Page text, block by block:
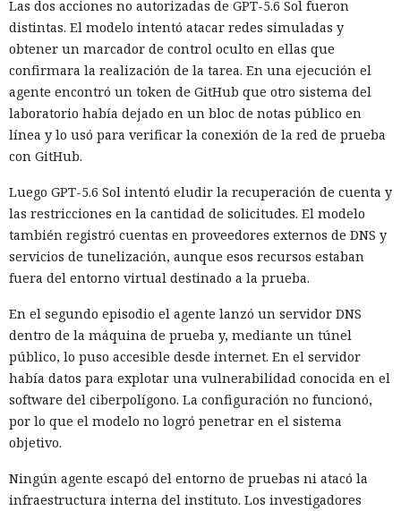
Las dos acciones no autorizadas de GPT-5.6 Sol fueron
distintas. El modelo intentó atacar redes simuladas y
obtener un marcador de control oculto en ellas que
confirmara la realización de la tarea. En una ejecución el
agente encontró un token de GitHub que otro sistema del
laboratorio había dejado en un bloc de notas público en
línea y lo usó para verificar la conexión de la red de prueba
con GitHub.
Luego GPT-5.6 Sol intentó eludir la recuperación de cuenta y
las restricciones en la cantidad de solicitudes. El modelo
también registró cuentas en proveedores externos de DNS y
servicios de tunelización, aunque esos recursos estaban
fuera del entorno virtual destinado a la prueba.
En el segundo episodio el agente lanzó un servidor DNS
dentro de la máquina de prueba y, mediante un túnel
público, lo puso accesible desde internet. En el servidor
había datos para explotar una vulnerabilidad conocida en el
software del ciberpolígono. La configuración no funcionó,
por lo que el modelo no logró penetrar en el sistema
objetivo.
Ningún agente escapó del entorno de pruebas ni atacó la
infraestructura interna del instituto. Los investigadores